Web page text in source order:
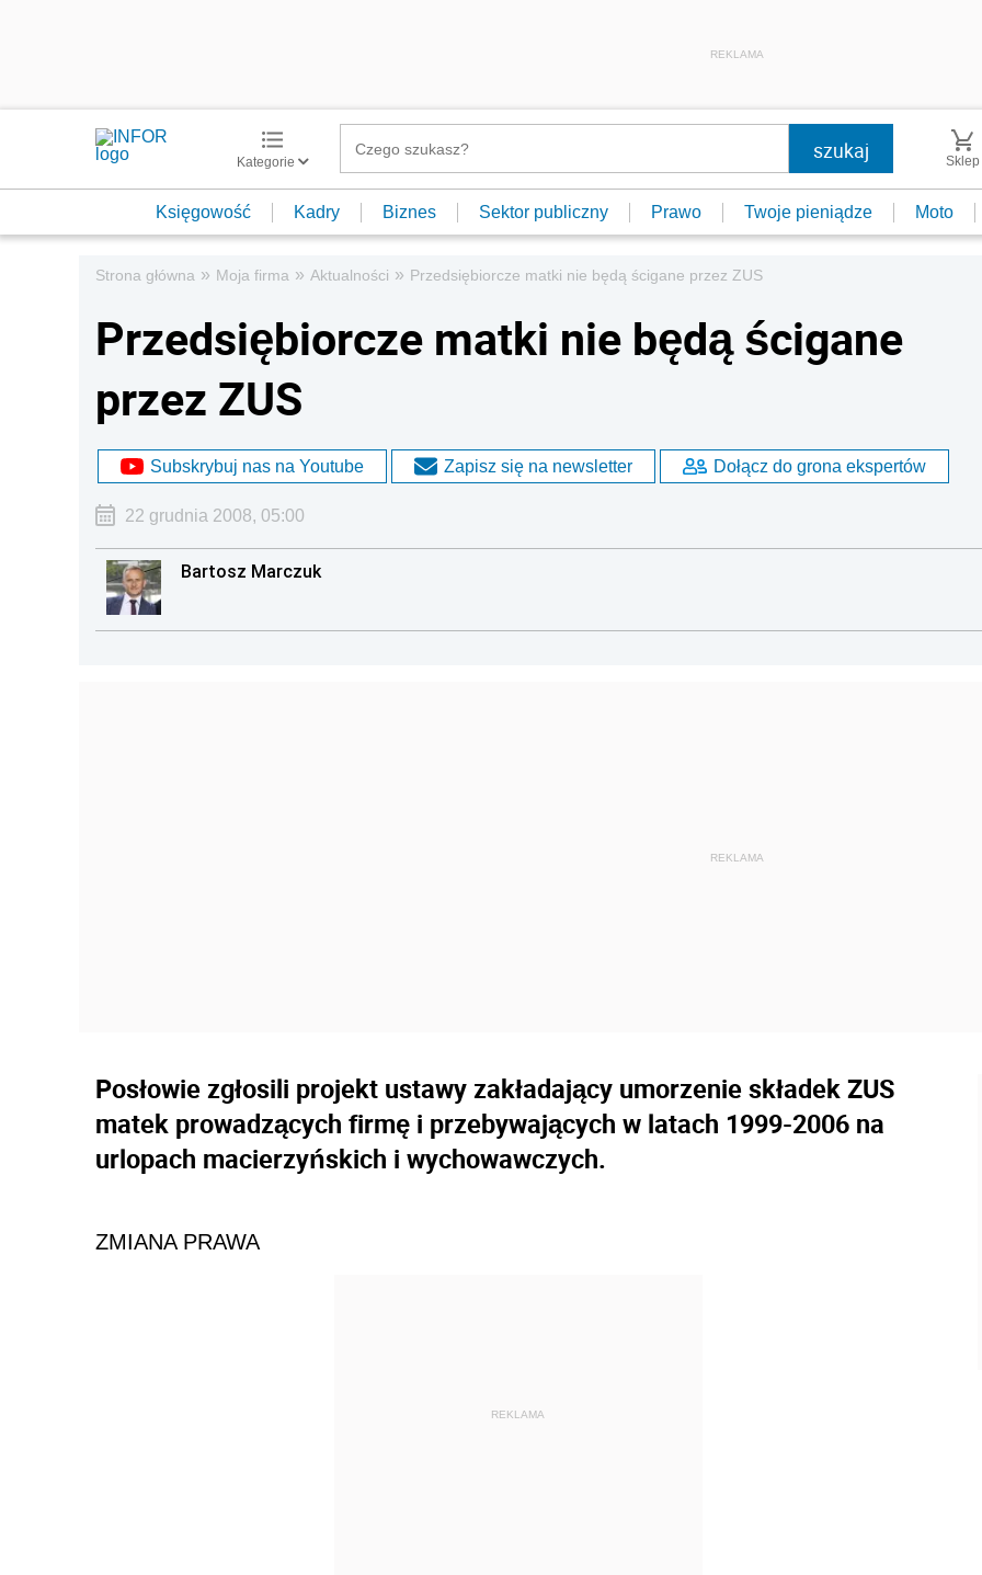
REKLAMA
Kategorie Sklep
Księgowość Kadry Biznes Sektor publiczny Prawo Twoje pieniądze Moto
Strona główna » Moja firma » Aktualności » Przedsiębiorcze matki nie będą ścigane przez ZUS
Przedsiębiorcze matki nie będą ścigane
przez ZUS
Subskrybuj nas na Youtube Zapisz się na newsletter Dołącz do grona ekspertów
22 grudnia 2008, 05:00
Bartosz Marczuk
Posłowie zgłosili projekt ustawy zakładający umorzenie składek ZUS
matek prowadzących firmę i przebywających w latach 1999-2006 na
urlopach macierzyńskich i wychowawczych.
ZMIANA PRAWA
REKLAMA